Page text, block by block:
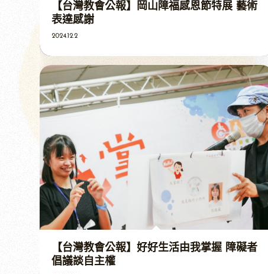
【台灣教會公報】岡山障福感恩節特展 藝術
表達感謝
2024.12.2
【台灣教會公報】好好生活由我掌握 障礙者
倡議談自主權